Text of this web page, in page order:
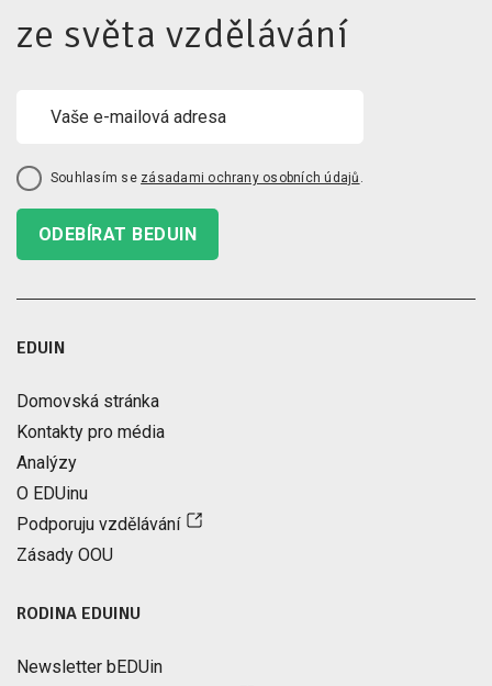
ze světa vzdělávání
Souhlasím se zásadami ochrany osobních údajů .
ODEBÍRAT BEDUIN
EDUIN
Domovská stránka
Kontakty pro média
Analýzy
O EDUinu
Podporuju vzdělávání
Zásady OOU
RODINA EDUINU
Newsletter bEDUin